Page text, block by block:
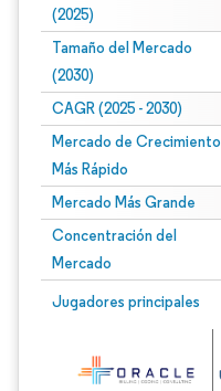
(2025)
Tamaño del Mercado
(2030)
CAGR (2025 - 2030)
Mercado de Crecimiento
Más Rápido
Mercado Más Grande
Concentración del
Mercado
Jugadores principales